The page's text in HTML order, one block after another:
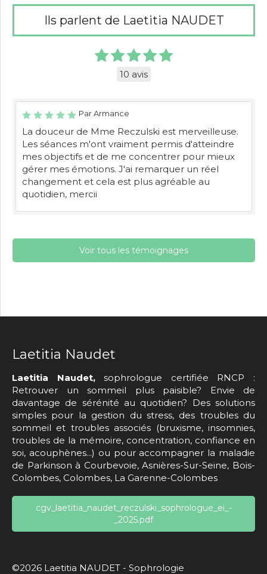
Ils parlent de Laetitia NAUDET
10 avis
Par Armance
La douceur de Mme Reczulski est merveilleuse.
Les séances m'ont vraiment permis d'atteindre
mes objectifs et de me concentrer pour mieux
gérer mes émotions. J'ai remarquer un réel
changement et cela est plus agréable au
quotidien, mercii
Voir tous les témoignages
Laetitia Naudet
Laetitia Naudet,sophrologue certifiée RNCP :
Retrouver un sommeil plus paisible? Envie de
davantage de sérénité au quotidien? Des solutions
simples pour la gestion du stress, des troubles du
sommeil et troubles associés (bruxisme, insomnies,
troubles de la mémoire, concentration, confiance en
soi, acouphènes...) ou pour accompagner la maladie
de Parkinson à Courbevoie, Asnières-Sur-Seine, Bois-
Colombes, Colombes, La Garenne-Colombes
cgv_laetitia_naudet_reczulski_sophrologue_ei_-
_2025.pdf
©2026 Laetitia NAUDET - Sophrologie